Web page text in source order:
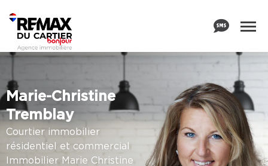
Marie-Christine
Tremblay
Courtier immobilier
résidentiel et commercial
Immobilier Marie Christine